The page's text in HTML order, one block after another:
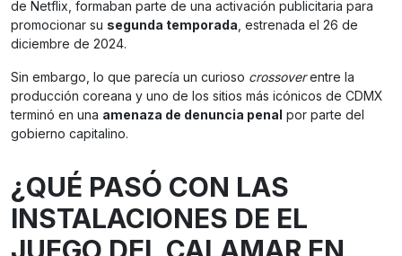
de Netflix, formaban parte de una activación publicitaria para
promocionar su segunda temporada, estrenada el 26 de
diciembre de 2024.
Sin embargo, lo que parecía un curioso crossoverentre la
producción coreana y uno de los sitios más icónicos de CDMX
terminó en una amenaza de denuncia penal por parte del
gobierno capitalino.
¿QUÉ PASÓ CON LAS
INSTALACIONES DE EL